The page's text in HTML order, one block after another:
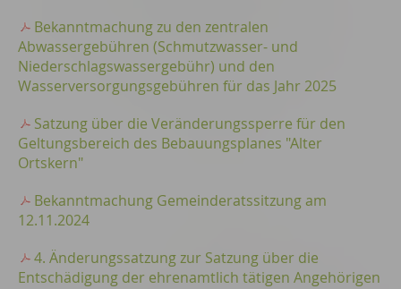
Bekanntmachung zu den zentralen
Abwassergebühren (Schmutzwasser- und
Niederschlagswassergebühr) und den
Wasserversorgungsgebühren für das Jahr 2025
Satzung über die Veränderungssperre für den
Geltungsbereich des Bebauungsplanes "Alter
Ortskern"
Bekanntmachung Gemeinderatssitzung am
12.11.2024
4. Änderungssatzung zur Satzung über die
Entschädigung der ehrenamtlich tätigen Angehörigen